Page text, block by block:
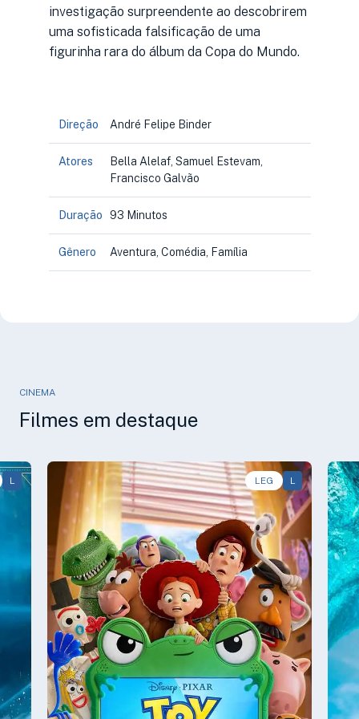
investigação surpreendente ao descobrirem
uma sofisticada falsificação de uma
figurinha rara do álbum da Copa do Mundo.
Direção André Felipe Binder
Atores
Bella Alelaf, Samuel Estevam,
Francisco Galvão
Duração 93 Minutos
Gênero Aventura, Comédia, Família
CINEMA
Filmes em destaque
L LEG L
Animação, Aventura, Comédia • • 1h40